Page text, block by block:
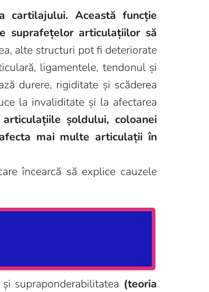
cartilajului. Această funcție
suprafețelor articulațiilor să
alte structuri pot fi deteriorate
ligamentele, tendonul și
durere, rigiditate și scăderea
la invaliditate și la afectarea
șoldului, coloanei
mai multe articulații în
încearcă să explice cauzele
supraponderabilitatea (teoria